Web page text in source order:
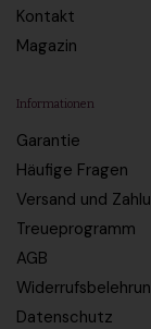
Kontakt
Magazin
Informationen
Garantie
Häufige Fragen
Versand und
Treueprogramm
AGB
Datenschutz